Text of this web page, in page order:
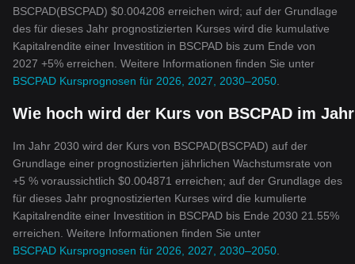
BSCPAD(BSCPAD) $0.004208 erreichen wird; auf der Grundlage
des für dieses Jahr prognostizierten Kurses wird die kumulative
Kapitalrendite einer Investition in BSCPAD bis zum Ende von
2027 +5% erreichen. Weitere Informationen finden Sie unter
BSCPAD Kursprognosen für 2026, 2027, 2030–2050
Wie hoch wird der Kurs von BSCPAD im
Im Jahr 2030 wird der Kurs von BSCPAD(BSCPAD) auf der
Grundlage einer prognostizierten jährlichen Wachstumsrate von
+5 % voraussichtlich $0.004871 erreichen; auf der Grundlage des
für dieses Jahr prognostizierten Kurses wird die kumulierte
Kapitalrendite einer Investition in BSCPAD bis Ende 2030 21.55%
erreichen. Weitere Informationen finden Sie unter
BSCPAD Kursprognosen für 2026, 2027, 2030–2050